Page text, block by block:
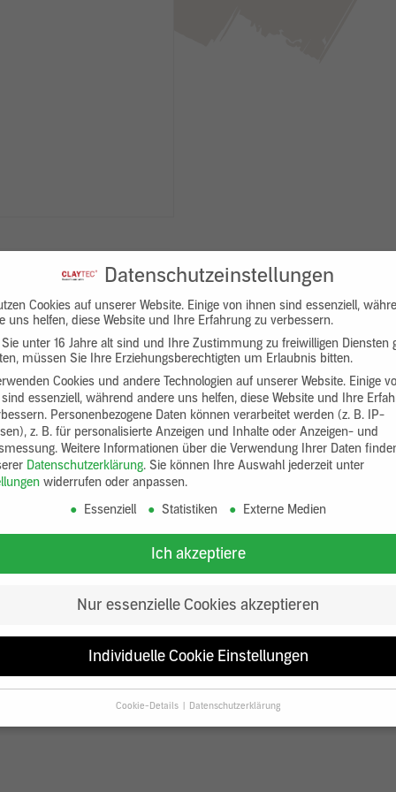
Downloads Produktbeschreibung
Datenschutzeinstellungen
Cookies auf unserer Website. Einige von ihnen sind essenziell,
uns helfen, diese Website und Ihre Erfahrung zu verbessern.
Sie unter 16 Jahre alt sind und Ihre Zustimmung zu freiwilligen Diensten
müssen Sie Ihre Erziehungsberechtigten um Erlaubnis bitten.
Cookies und andere Technologien auf unserer Website. Einige
essenziell, während andere uns helfen, diese Website und Ihre
Personenbezogene Daten können verarbeitet werden (z. B. IP-
z. B. für personalisierte Anzeigen und Inhalte oder Anzeigen- und
Weitere Informationen über die Verwendung Ihrer Daten
Datenschutzerklärung. Sie können Ihre Auswahl jederzeit unter
widerrufen oder anpassen.
Essenziell
Statistiken Externe Medien
Ich akzeptiere
Nur essenzielle Cookies akzeptieren
Individuelle Cookie Einstellungen
Cookie-Details Datenschutzerklärung
Datenschutzeinstellungen